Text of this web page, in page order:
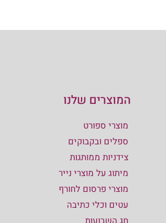
המוצרים שלנו
מוצרי ספורט
ספלים ובקבוקים
צידניות ממותגות
מיתוג על מוצרי נייר
מוצרי פרסום לחורף
עטים וכלי כתיבה
חג השבועות